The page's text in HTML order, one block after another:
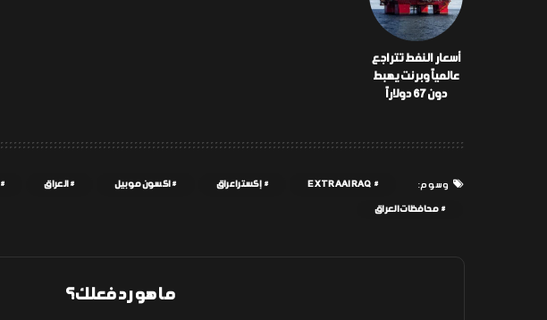
أسعار النفط تتراجع
عالمياً وبرنت يهبط
دون 67 دولاراً
وسوم: EXTRAAIRAQ إكسترا عراق اكسون موبيل العراق
محافظات العراق
ما هو رد فعلك؟